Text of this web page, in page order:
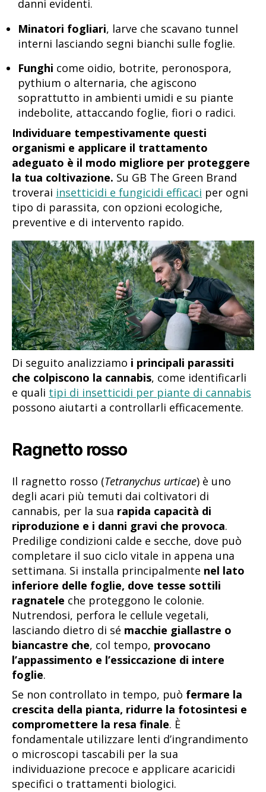
danni evidenti.
Minatori fogliari, larve che scavano tunnel
interni lasciando segni bianchi sulle foglie.
Funghi come oidio, botrite, peronospora,
pythium o alternaria, che agiscono
soprattutto in ambienti umidi e su piante
indebolite, attaccando foglie, fiori o radici.
Individuare tempestivamente questi
organismi e applicare il trattamento
adeguato è il modo migliore per proteggere
la tua coltivazione. Su GB The Green Brand
troverai insetticidi e fungicidi efficaci per ogni
tipo di parassita, con opzioni ecologiche,
preventive e di intervento rapido.
Di seguito analizziamo i principali parassiti
che colpiscono la cannabis, come identificarli
e quali tipi di insetticidi per piante di cannabis
possono aiutarti a controllarli efficacemente.
Ragnetto rosso
Il ragnetto rosso (Tetranychus urticae) è uno
degli acari più temuti dai coltivatori di
cannabis, per la sua rapida capacità di
riproduzione e i danni gravi che provoca.
Predilige condizioni calde e secche, dove può
completare il suo ciclo vitale in appena una
settimana. Si installa principalmente nel lato
inferiore delle foglie, dove tesse sottili
ragnatele che proteggono le colonie.
Nutrendosi, perfora le cellule vegetali,
lasciando dietro di sé macchie giallastre o
biancastre che, col tempo, provocano
l’appassimento e l’essiccazione di intere
foglie.
Se non controllato in tempo, può fermare la
crescita della pianta, ridurre la fotosintesi e
compromettere la resa finale. È
fondamentale utilizzare lenti d’ingrandimento
o microscopi tascabili per la sua
individuazione precoce e applicare acaricidi
specifici o trattamenti biologici.